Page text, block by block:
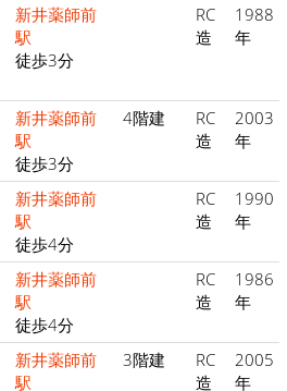
新井薬師前
駅
徒歩3分
RC
造
1988
年
新井薬師前
駅
徒歩3分
4階建
RC
造
2003
年
新井薬師前
駅
徒歩4分
RC
造
1990
年
新井薬師前
駅
徒歩4分
RC
造
1986
年
新井薬師前
駅
3階建
RC
造
2005
年